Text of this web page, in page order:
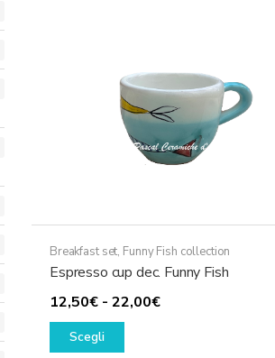
scelte
nella
pagina
del
Breakfast set, Funny Fish collection
Espresso cup dec. Funny Fish
12,50€ - 22,00€Fascia
Scegli
Questo